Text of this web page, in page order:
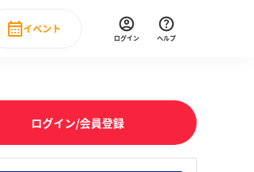
ビュー
イベント
直近のイベント一覧
ログイン ヘルプ
ログイン/会員登録